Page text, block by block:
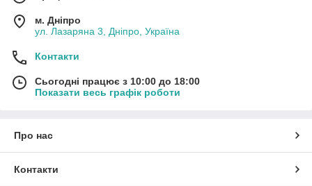
м. Дніпро
ул. Лазаряна 3, Дніпро, Україна
Контакти
Сьогодні працює з 10:00 до 18:00
Показати весь графік роботи
Про нас
Контакти